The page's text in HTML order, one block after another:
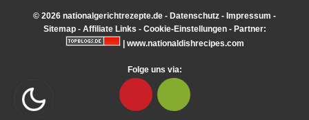
© 2026 nationalgerichtrezepte.de - Datenschutz - Impressum -
Sitemap- Affiliate Links - Cookie-Einstellungen- Partner:
www.nationaldishrecipes.com
Folge uns via: